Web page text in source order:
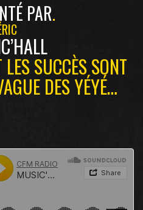
PAR
SUCCÈS SONT
DES YÉYÉ…